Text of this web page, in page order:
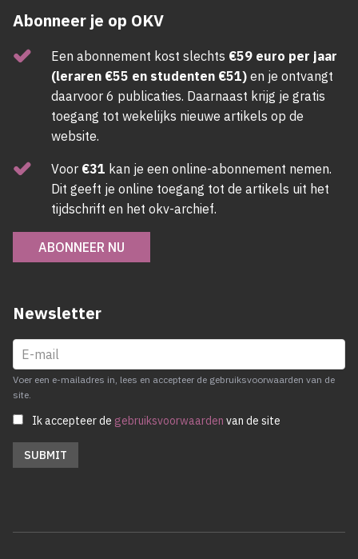
Abonneer je op OKV
Een abonnement kost slechts €59 euro per jaar
(leraren €55 en studenten €51) en je ontvangt
daarvoor 6 publicaties. Daarnaast krijg je gratis
toegang tot wekelijks nieuwe artikels op de
website.
Voor €31 kan je een online-abonnement nemen.
Dit geeft je online toegang tot de artikels uit het
tijdschrift en het okv-archief.
ABONNEER NU
Newsletter
Voer een e-mailadres in, lees en accepteer de gebruiksvoorwaarden van de
site.
Ik accepteer de gebruiksvoorwaarden van de site